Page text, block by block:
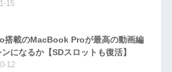
15
搭載のMacBook Proが最高の動画編
になるか【SDスロットも復活】
12